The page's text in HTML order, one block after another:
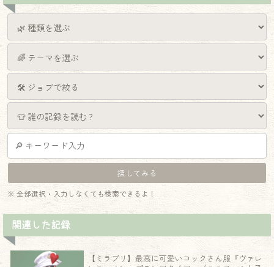
※ 全部選択・入力しなくても検索できるよ！
関連した記録
【ミラプリ】最高に可愛いコックさん服『ヴァレ